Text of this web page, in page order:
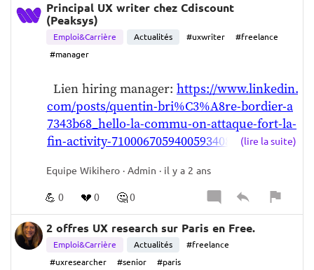
Principal UX writer chez Cdiscount
(Peaksys)
Emploi&Carrière Actualités #uxwriter
#freelance
#manager
  Lien hiring manager:
https://www.linkedin.
com/posts/quentin-bri%C3%A8re-bordier-a
7343b68_hello-la-commu-on-attaque-fort-la-
fin-activity-7100067059400593408-Gd1b?utm
ktop
(lire la suite)
Equipe Wikihero · Admin · il y a 2 ans
💪 0 💔 0 🤔0
2 offres UX research sur Paris en Free.
Emploi&Carrière Actualités
#freelance
#uxresearcher
#senior #paris